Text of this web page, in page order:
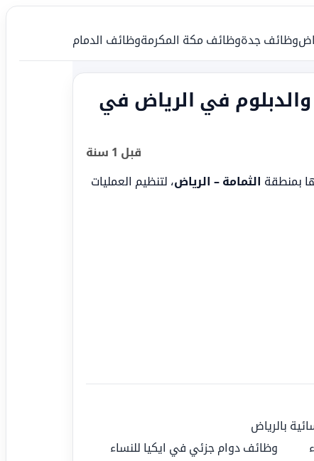
وظائف جدةوظائف مكة المكرمةوظائف الدمام
والدبلوم في الرياض في
قبل 1 سنة
بمنطقة الثمامة – الرياض، لتنظيم العمليات
بالرياض
وظائف دوام جزئي في ايكيا للنساء